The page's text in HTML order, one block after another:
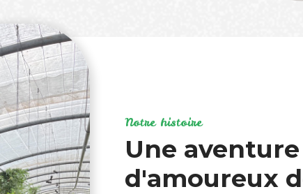
Notre histoire
Une
d'amoureux